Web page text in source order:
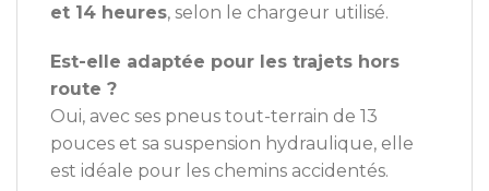
et 14 heures, selon le chargeur utilisé.
Est-elle adaptée pour les trajets hors
route ?
Oui, avec ses pneus tout-terrain de 13
pouces et sa suspension hydraulique, elle
est idéale pour les chemins accidentés.